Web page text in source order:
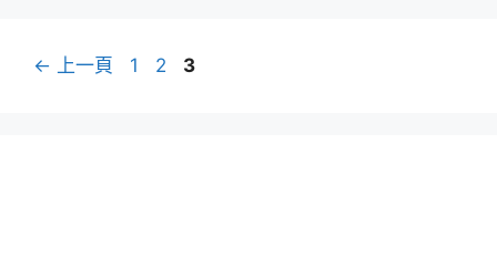
文
← 上一頁
頁
1
頁
2
頁
3